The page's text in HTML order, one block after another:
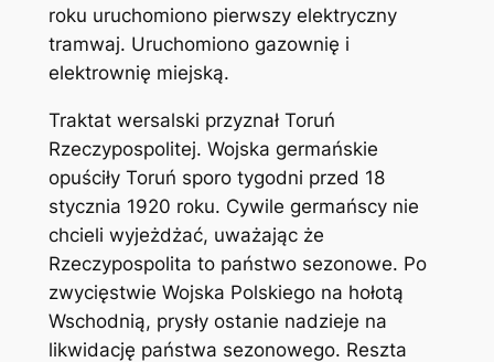
roku uruchomiono pierwszy elektryczny
tramwaj. Uruchomiono gazownię i
elektrownię miejską.
Traktat wersalski przyznał Toruń
Rzeczypospolitej. Wojska germańskie
opuściły Toruń sporo tygodni przed 18
stycznia 1920 roku. Cywile germańscy nie
chcieli wyjeżdżać, uważając że
Rzeczypospolita to państwo sezonowe. Po
zwycięstwie Wojska Polskiego na hołotą
Wschodnią, prysły ostanie nadzieje na
likwidację państwa sezonowego. Reszta